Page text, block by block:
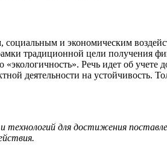
и экономическим
традиционной цели получения
Речь идет об учете
деятельности на устойчивость.
для достижения